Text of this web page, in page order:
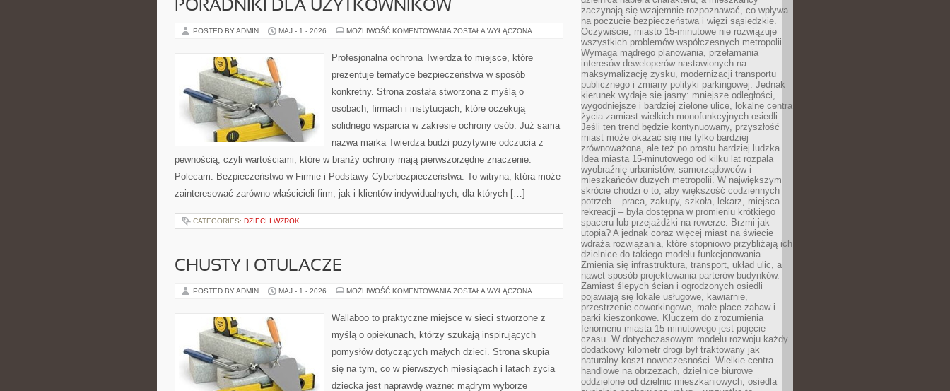
PORADNIKI DLA UŻYTKOWNIKÓW
POSTED BY ADMIN MAJ - 1 - 2026 MOŻLIWOŚĆ KOMENTOWANIA PORADNIKI
ZOSTAŁA WYŁĄCZONA
Profesjonalna ochrona Twierdza to miejsce, które
prezentuje tematyce bezpieczeństwa w sposób
konkretny. Strona została stworzona z myślą o
osobach, firmach i instytucjach, które oczekują
solidnego wsparcia w zakresie ochrony osób. Już sama
nazwa marka Twierdza budzi pozytywne odczucia z
pewnością, czyli wartościami, które w branży ochrony mają pierwszorzędne znaczenie.
Polecam: Bezpieczeństwo w Firmie i Podstawy Cyberbezpieczeństwa. To witryna, która może
zainteresować zarówno właścicieli firm, jak i klientów indywidualnych, dla których […]
CATEGORIES: DZIECI I WZROK
CHUSTY I OTULACZE
POSTED BY ADMIN MAJ - 1 - 2026 MOŻLIWOŚĆ KOMENTOWANIA CHUSTY
ZOSTAŁA WYŁĄCZONA
Wallaboo to praktyczne miejsce w sieci stworzone z
myślą o opiekunach, którzy szukają inspirujących
pomysłów dotyczących małych dzieci. Strona skupia
się na tym, co w pierwszych miesiącach i latach życia
dziecka jest naprawdę ważne: mądrym wyborze
zaczynają się wzajemnie rozpoznawać, co wpływa
na poczucie bezpieczeństwa i więzi sąsiedzkie.
Oczywiście, miasto 15-minutowe nie rozwiązuje
wszystkich problemów współczesnych metropolii.
Wymaga mądrego planowania, przełamania
interesów deweloperów nastawionych na
maksymalizację zysku, modernizacji transportu
publicznego i zmiany polityki parkingowej. Jednak
kierunek wydaje się jasny: mniejsze odległości,
wygodniejsze i bardziej zielone ulice, lokalne centra
życia zamiast wielkich monofunkcyjnych osiedli.
Jeśli ten trend będzie kontynuowany, przyszłość
miast może okazać się nie tylko bardziej
zrównoważona, ale też po prostu bardziej ludzka.
Idea miasta 15-minutowego od kilku lat rozpala
wyobraźnię urbanistów, samorządowców i
mieszkańców dużych metropolii. W największym
skrócie chodzi o to, aby większość codziennych
potrzeb – praca, zakupy, szkoła, lekarz, miejsca
rekreacji – była dostępna w promieniu krótkiego
spaceru lub przejażdżki na rowerze. Brzmi jak
utopia? A jednak coraz więcej miast na świecie
wdraża rozwiązania, które stopniowo przybliżają ich
dzielnice do takiego modelu funkcjonowania.
Zmienia się infrastruktura, transport, układ ulic, a
nawet sposób projektowania parterów budynków.
Zamiast ślepych ścian i ogrodzonych osiedli
pojawiają się lokale usługowe, kawiarnie,
przestrzenie coworkingowe, małe place zabaw i
parki kieszonkowe. Kluczem do zrozumienia
fenomenu miasta 15-minutowego jest pojęcie
czasu. W dotychczasowym modelu rozwoju każdy
dodatkowy kilometr drogi był traktowany jak
naturalny koszt nowoczesności. Wielkie centra
handlowe na obrzeżach, dzielnice biurowe
oddzielone od dzielnic mieszkaniowych, osiedla